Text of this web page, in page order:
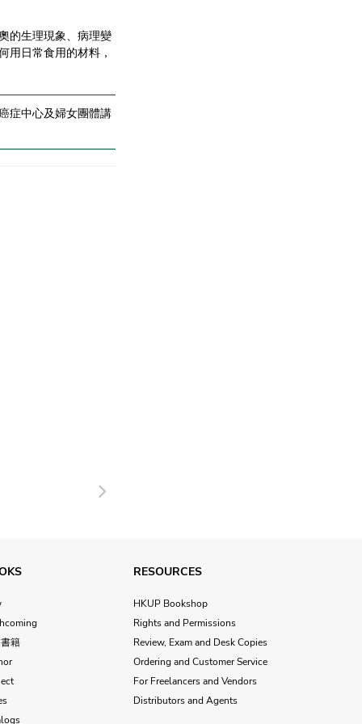
的生理現象、病理變
用日常食用的材料，
症中心及婦女團體講
Next
籍
RESOURCES
HKUP Bookshop
Rights and Permissions
Review, Exam and Desk Copies
Ordering and Customer Service
For Freelancers and Vendors
Distributors and Agents